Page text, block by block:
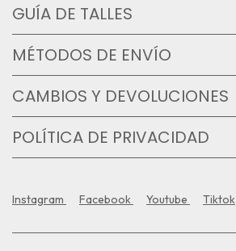
GUÍA DE TALLES
MÉTODOS DE ENVÍO
CAMBIOS Y DEVOLUCIONES
POLÍTICA DE PRIVACIDAD
Instagram Facebook Youtube Tiktok